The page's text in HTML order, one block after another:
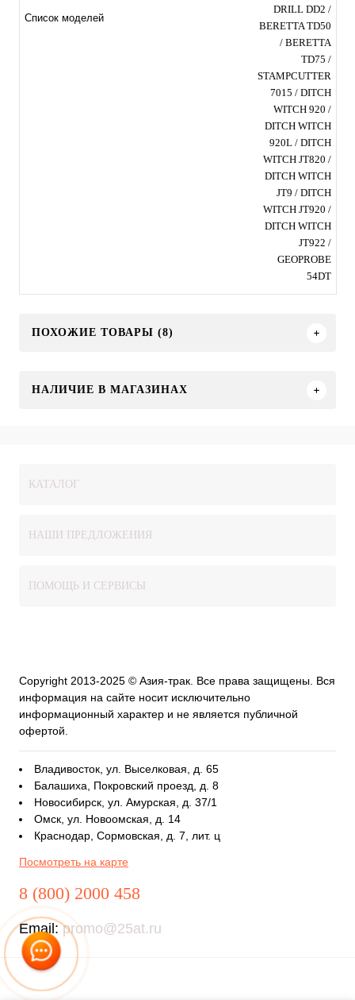
Список моделей
DRILL DD2 /
BERETTA TD50
/ BERETTA
TD75 /
STAMPCUTTER
7015 / DITCH
WITCH 920 /
DITCH WITCH
920L / DITCH
WITCH JT820 /
DITCH WITCH
JT9 / DITCH
WITCH JT920 /
DITCH WITCH
JT922 /
GEOPROBE
54DT
ПОХОЖИЕ ТОВАРЫ (8)
НАЛИЧИЕ В МАГАЗИНАХ
КАТАЛОГ
НАШИ ПРЕДЛОЖЕНИЯ
ПОМОЩЬ И СЕРВИСЫ
Copyright 2013-2025 © Азия-трак. Все права защищены. Вся
информация на сайте носит исключительно
информационный характер и не является публичной
офертой.
Владивосток, ул. Выселковая, д. 65
Балашиха, Покровский проезд, д. 8
Новосибирск, ул. Амурская, д. 37/1
Омск, ул. Новоомская, д. 14
Краснодар, Сормовская, д. 7, лит. ц
Посмотреть на карте
8 (800) 2000 458
Email:promo@25at.ru